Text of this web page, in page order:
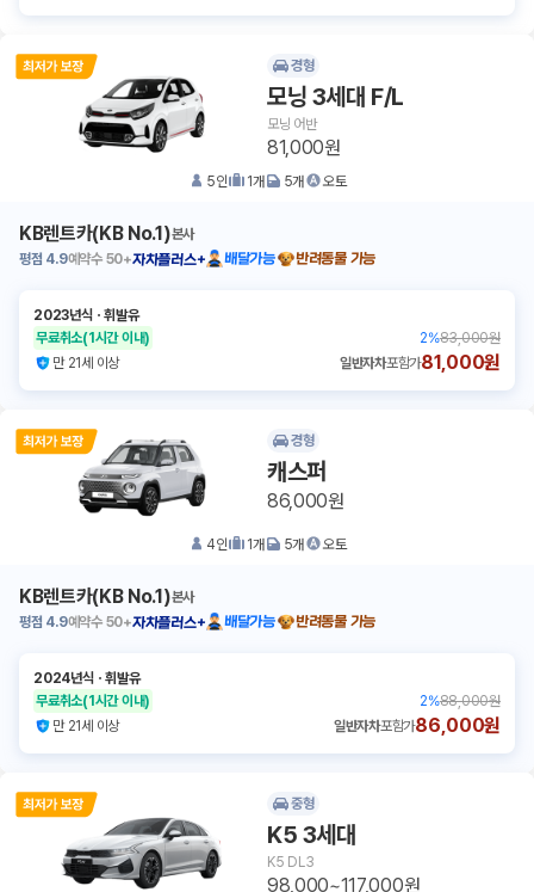
경형
모닝 3세대 F/L
모닝 어반
81,000원
5인 1개 5개 오토
KB렌트카(KB No.1)본사
평점 4.9예약수 50+자차플러스+ 배달가능 반려동물 가능
2023년식 ㆍ휘발유
무료취소(1시간 이내) 2%83,000원
만 21세 이상
일반자차포함가81,000원
경형
캐스퍼
86,000원
4인 1개 5개 오토
KB렌트카(KB No.1)본사
평점 4.9예약수 50+자차플러스+ 배달가능 반려동물 가능
2024년식 ㆍ휘발유
무료취소(1시간 이내) 2%88,000원
만 21세 이상
일반자차포함가86,000원
중형
K5 3세대
K5 DL3
98,000~117,000원